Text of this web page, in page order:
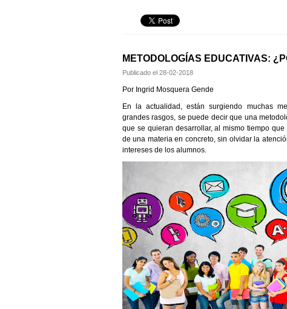
METODOLOGÍAS EDUCATIVAS:
Publicado el 28-02-2018
Por Ingrid Mosquera Gende
En la actualidad, están surgiendo muchas
grandes rasgos, se puede decir que una
que se quieran desarrollar, al mismo tiempo
de una materia en concreto, sin olvidar la
intereses de los alumnos.